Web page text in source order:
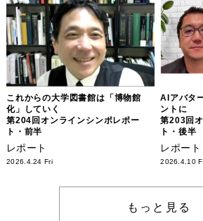
これからの大学図書館は「博物館
化」していく
第204回オンラインシンポレポー
ト・前半
レポート
2026.4.24 Fri
AIアバタ
ントに
第203回
ト・後半
レポート
2026.4.10
もっと見る